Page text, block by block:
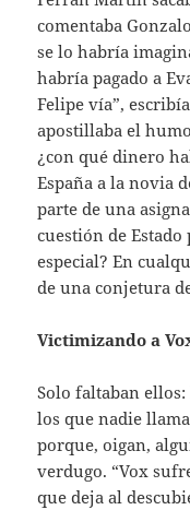
comentaba
se lo habría
habría pagado a
Felipe vía”,
apostillaba el
¿con qué dinero
España a la novia
parte de una
cuestión de
especial? En
de una conjetura
Victimizando a
Solo faltaban
los que nadie
porque, oigan,
verdugo. “Vox
que deja al